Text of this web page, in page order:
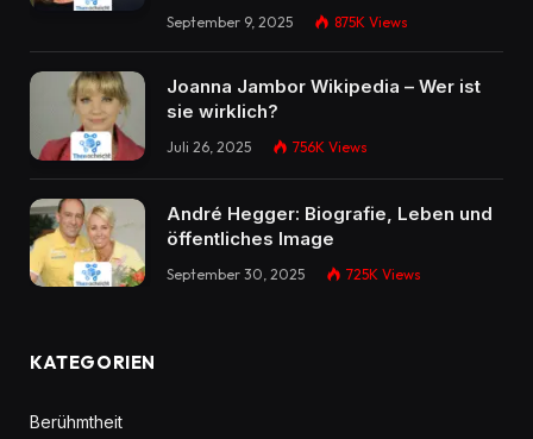
September 9, 2025 875K Views
Joanna Jambor Wikipedia – Wer ist
sie wirklich?
Juli 26, 2025 756K Views
André Hegger: Biografie, Leben und
öffentliches Image
September 30, 2025 725K Views
KATEGORIEN
Berühmtheit